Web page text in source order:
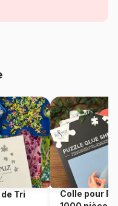
HL9-NL
29 cm
Tri
Colle pour